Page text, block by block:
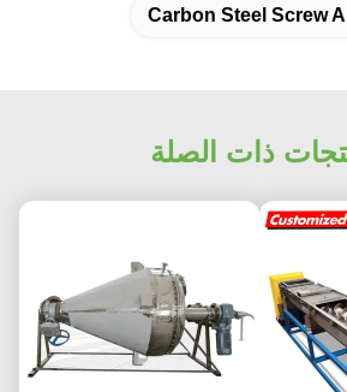
Carbon Steel Screw
ذات الصلة